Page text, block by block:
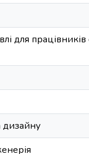
для
дизайну